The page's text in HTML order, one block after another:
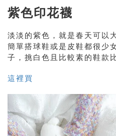
紫色印花襪
淡淡的紫色，就是春天可以
簡單搭球鞋或是皮鞋都很少
子，挑白色且比較素的鞋款
這裡買